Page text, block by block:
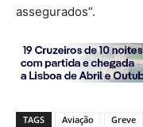
assegurados”.
TAGS Aviação Greve